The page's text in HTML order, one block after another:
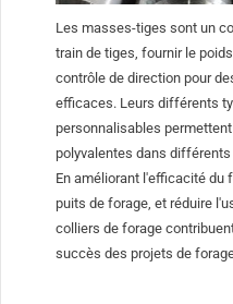
Les masses-tiges sont un
train de tiges, fournir le
contrôle de direction pour
efficaces. Leurs différents
personnalisables
polyvalentes dans
En améliorant l'efficacité du
puits de forage, et réduire
colliers de forage
succès des projets de